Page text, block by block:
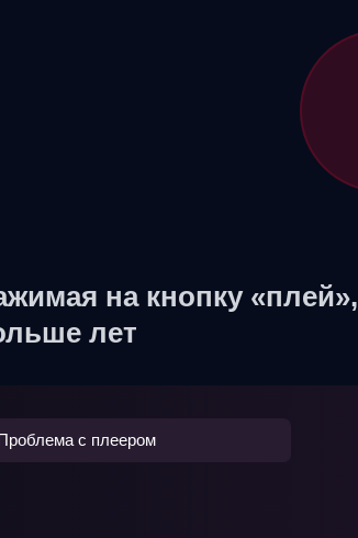
на кнопку
лет
с плеером